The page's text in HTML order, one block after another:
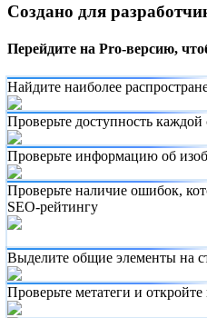
Создано для
Перейдите на Pro-версию,
Найдите наиболее
Проверьте доступность
Проверьте информацию об
Проверьте наличие ошибок,
SEO-рейтингу
Выделите общие элементы на
Проверьте метатеги и